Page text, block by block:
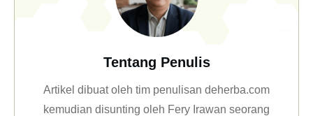
Tentang Penulis
Artikel dibuat oleh tim penulisan deherba.com
kemudian disunting oleh Fery Irawan seorang